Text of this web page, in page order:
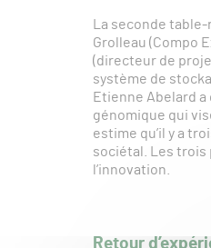
La seconde
Grolleau (Compo
(directeur de
système de
Etienne Abelard
génomique qui
estime qu’il y a
sociétal. Les trois
l’innovation.
Retour